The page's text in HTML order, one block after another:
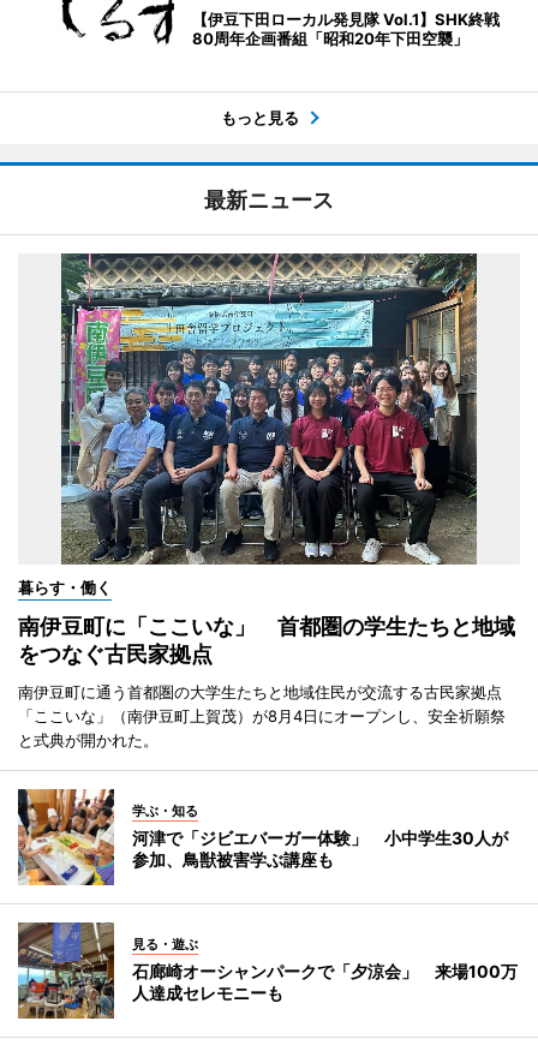
【伊豆下田ローカル発見隊 Vol.1】SHK終戦
80周年企画番組「昭和20年下田空襲」
もっと見る
最新ニュース
暮らす・働く
南伊豆町に「ここいな」 首都圏の学生たちと地域
をつなぐ古民家拠点
南伊豆町に通う首都圏の大学生たちと地域住民が交流する古民家拠点
「ここいな」（南伊豆町上賀茂）が8月4日にオープンし、安全祈願祭
と式典が開かれた。
学ぶ・知る
河津で「ジビエバーガー体験」 小中学生30人が
参加、鳥獣被害学ぶ講座も
見る・遊ぶ
石廊崎オーシャンパークで「夕涼会」 来場100万
人達成セレモニーも